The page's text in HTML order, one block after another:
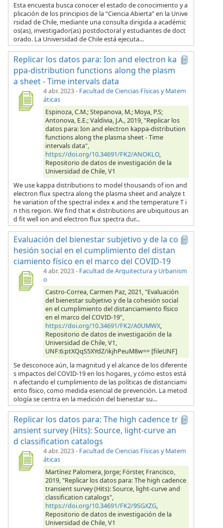
Esta encuesta busca conocer el estado de conocimiento y a
plicación de los principios de la “Ciencia Abierta” en la Unive
rsidad de Chile, mediante una consulta dirigida a académic
os(as), investigador(as) postdoctoral y estudiantes de doct
orado. La Universidad de Chile está ejecuta...
Replicar los datos para: Ion and electron ka
ppa-distribution functions along the plasm
a sheet - Time intervals data
4 abr. 2023- Facultad de Ciencias Físicas y Matem
áticas
Espinoza, C.M.; Stepanova, M.; Moya, P.S;
Antonova, E.E.; Valdivia, J.A., 2019, "Replicar los
datos para: Ion and electron kappa-distribution
functions along the plasma sheet - Time
intervals data",
https://doi.org/10.34691/FK2/ANOKLO,
Repositorio de datos de investigación de la
Universidad de Chile, V1
We use kappa distributions to model thousands of ion and
electron flux spectra along the plasma sheet and analyze t
he variation of the spectral index κ and the temperature T i
n this region. We find that κ distributions are ubiquitous an
d fit well ion and electron flux spectra dur...
Evaluación del bienestar subjetivo y de la co
hesión social en el cumplimiento del distan
ciamiento físico en el marco del COVID-19
4 abr. 2023- Facultad de Arquitectura y Urbanism
o
Castro-Correa, Carmen Paz, 2021, "Evaluación
del bienestar subjetivo y de la cohesión social
en el cumplimiento del distanciamiento físico
en el marco del COVID-19",
https://doi.org/10.34691/FK2/A0UMWX,
Repositorio de datos de investigación de la
Universidad de Chile, V1,
UNF:6:ptXQqS5XYdZ/ikjhPeuM8w== [fileUNF]
Se desconoce aún, la magnitud y el alcance de los diferente
s impactos del COVID-19 en los hogares, y cómo estos está
n afectando el cumplimiento de las políticas de distanciami
ento físico, como medida esencial de prevención. La metod
ología se centra en la medición del bienestar su...
Replicar los datos para: The high cadence tr
ansient survey (Hits): Source, light-curve an
d classification catalogs
4 abr. 2023- Facultad de Ciencias Físicas y Matem
áticas
Martínez Palomera, Jorge; Förster, Francisco,
2019, "Replicar los datos para: The high cadence
transient survey (Hits): Source, light-curve and
classification catalogs",
https://doi.org/10.34691/FK2/9SGXZG,
Repositorio de datos de investigación de la
Universidad de Chile, V1